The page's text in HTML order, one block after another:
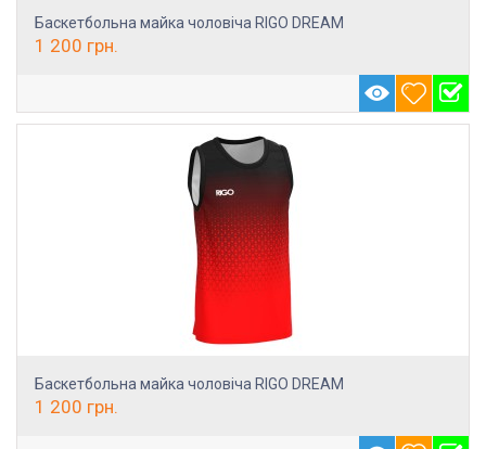
Баскетбольна майка чоловіча RIGO DREAM
1 200 грн.
Баскетбольна майка чоловіча RIGO DREAM
1 200 грн.